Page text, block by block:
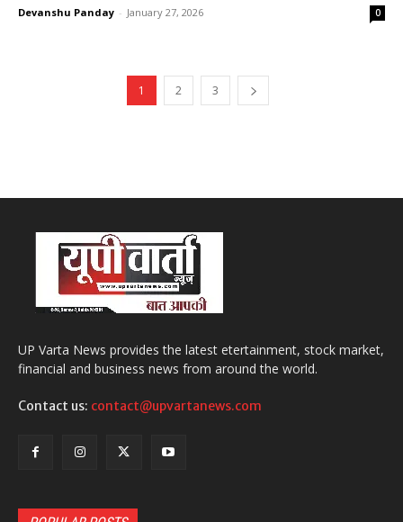
Devanshu Panday - January 27, 2026 0
1 2 3
UP Varta News provides the latest etertainment, stock market,
financial and business news from around the world.
Contact us: contact@upvartanews.com